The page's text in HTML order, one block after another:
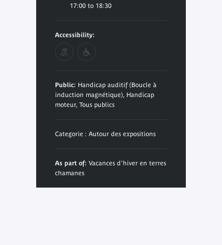
17:00 to 18:30
Accessibility:
Public: Handicap auditif (Boucle à
induction magnétique), Handicap
moteur, Tous publics
Categorie : Autour des expositions
As part of: Vacances d'hiver en terres
chamanes